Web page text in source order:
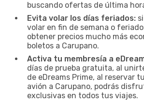
buscando ofertas de última
Evita volar los días feriados:
volar en fin de semana o
obtener precios mucho más
boletos a Carupano.
Activa tu membresía a
días de prueba gratuita, al
de eDreams Prime, al reservar
avión a Carupano, podrás
exclusivas en todos tus viajes.